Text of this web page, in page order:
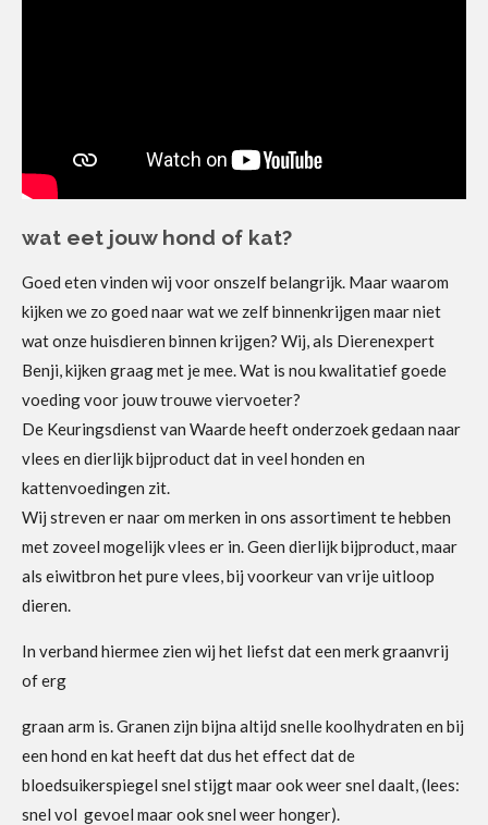
wat eet jouw hond of kat?
Goed eten vinden wij voor onszelf belangrijk. Maar waarom
kijken we zo goed naar wat we zelf binnenkrijgen maar niet
wat onze huisdieren binnen krijgen? Wij, als Dierenexpert
Benji, kijken graag met je mee. Wat is nou kwalitatief goede
voeding voor jouw trouwe viervoeter?
De Keuringsdienst van Waarde heeft onderzoek gedaan naar
vlees en dierlijk bijproduct dat in veel honden en
kattenvoedingen zit.
Wij streven er naar om merken in ons assortiment te hebben
met zoveel mogelijk vlees er in. Geen dierlijk bijproduct, maar
als eiwitbron het pure vlees, bij voorkeur van vrije uitloop
dieren.
In verband hiermee zien wij het liefst dat een merk graanvrij
of erg
graan arm is. Granen zijn bijna altijd snelle koolhydraten en bij
een hond en kat heeft dat dus het effect dat de
bloedsuikerspiegel snel stijgt maar ook weer snel daalt, (lees:
snel vol gevoel maar ook snel weer honger).